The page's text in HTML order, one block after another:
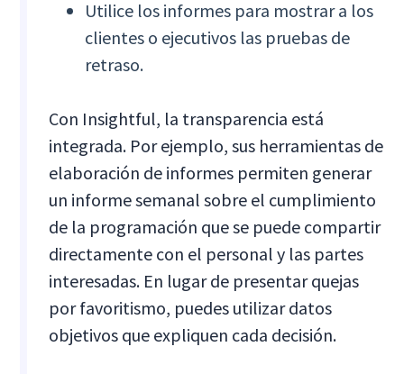
Utilice los informes para mostrar a los
clientes o ejecutivos las pruebas de
retraso.
Con Insightful, la transparencia está
integrada. Por ejemplo, sus herramientas de
elaboración de informes permiten generar
un informe semanal sobre el cumplimiento
de la programación que se puede compartir
directamente con el personal y las partes
interesadas. En lugar de presentar quejas
por favoritismo, puedes utilizar datos
objetivos que expliquen cada decisión.